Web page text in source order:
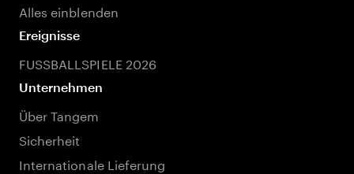
Alles einblenden
Ereignisse
FUSSBALLSPIELE 2026
Unternehmen
Über Tangem
Sicherheit
Internationale Lieferung